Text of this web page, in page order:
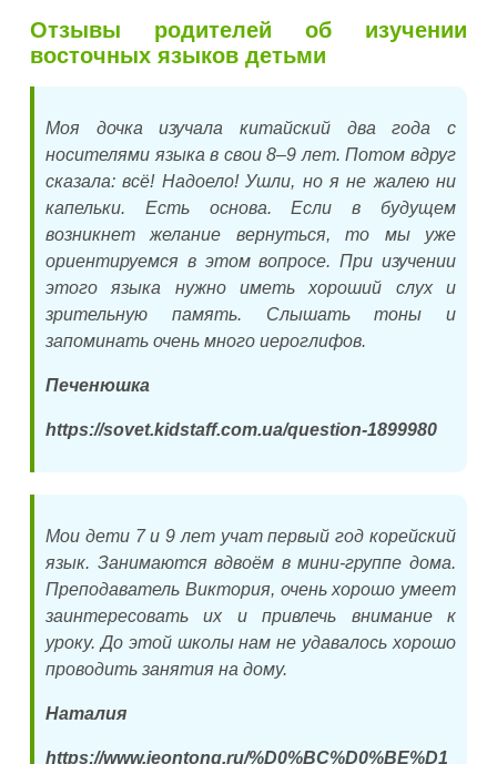
Отзывы родителей об изучении
восточных языков детьми
Моя дочка изучала китайский два года с
носителями языка в свои 8–9 лет. Потом вдруг
сказала: всё! Надоело! Ушли, но я не жалею ни
капельки. Есть основа. Если в будущем
возникнет желание вернуться, то мы уже
ориентируемся в этом вопросе. При изучении
этого языка нужно иметь хороший слух и
зрительную память. Слышать тоны и
запоминать очень много иероглифов.
Печенюшка
https://sovet.kidstaff.com.ua/question-1899980
Мои дети 7 и 9 лет учат первый год корейский
язык. Занимаются вдвоём в мини-группе дома.
Преподаватель Виктория, очень хорошо умеет
заинтересовать их и привлечь внимание к
уроку. До этой школы нам не удавалось хорошо
проводить занятия на дому.
Наталия
https://www.jeontong.ru/%D0%BC%D0%BE%D1